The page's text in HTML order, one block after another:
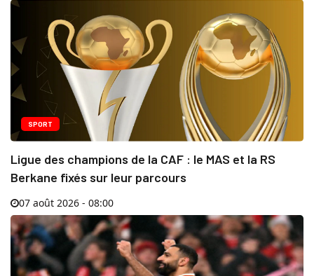
SPORT
Ligue des champions de la CAF : le MAS et la RS
Berkane fixés sur leur parcours
07 août 2026 - 08:00